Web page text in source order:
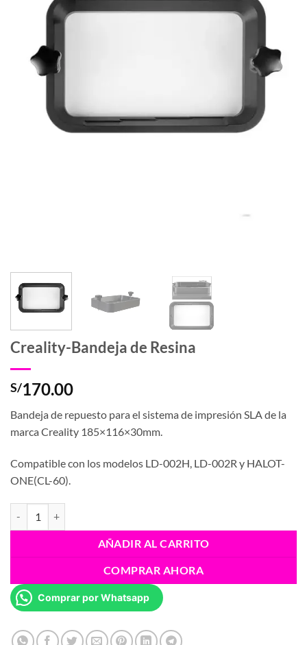
Creality-Bandeja de Resina
S/170.00
Bandeja de repuesto para el sistema de impresión SLA de la
marca Creality 185×116×30mm.
Compatible con los modelos LD-002H, LD-002R y HALOT-
ONE(CL-60).
AÑADIR AL CARRITO
COMPRAR AHORA
Comprar por Whatsapp